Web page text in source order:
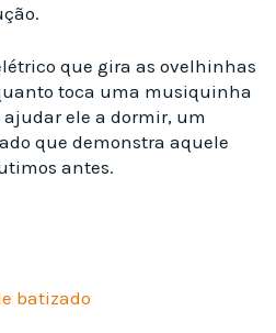
que gira as ovelhinhas
toca uma musiquinha
ele a dormir, um
que demonstra aquele
antes.